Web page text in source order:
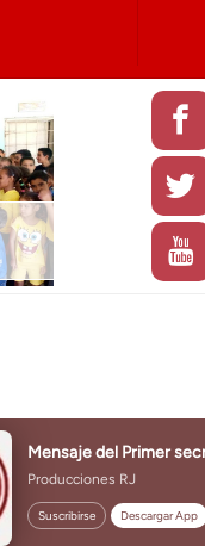
characters for